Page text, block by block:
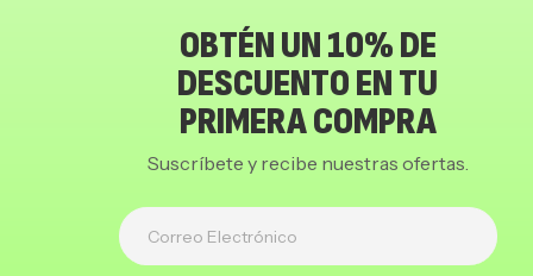
OBTÉN UN 10% DE
DESCUENTO EN TU
PRIMERA COMPRA
Suscríbete y recibe nuestras ofertas.